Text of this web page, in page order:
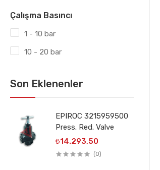
Çalışma Basıncı
1 - 10 bar
10 - 20 bar
Son Eklenenler
EPIROC 3215959500
Press. Red. Valve
₺14.293,50
(0)